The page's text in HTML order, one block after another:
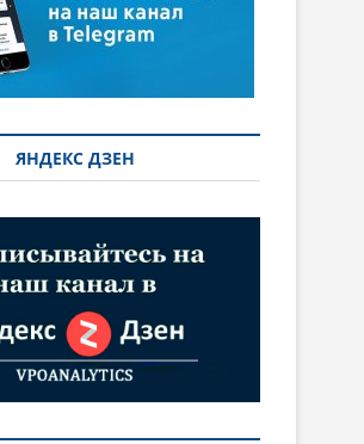
ЯНДЕКС ДЗЕН